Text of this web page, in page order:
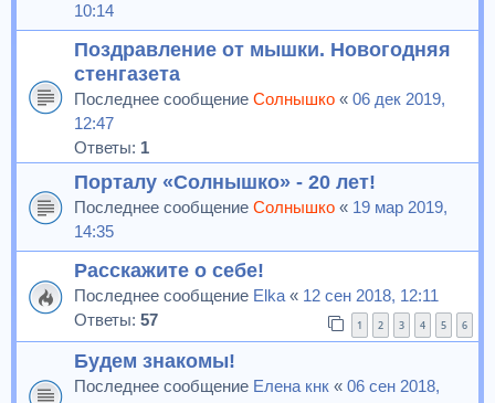
10:14
Поздравление от мышки. Новогодняя
стенгазета
Последнее сообщение Солнышко « 06 дек 2019,
12:47
Ответы: 1
Порталу «Солнышко» - 20 лет!
Последнее сообщение Солнышко « 19 мар 2019,
14:35
Расскажите о себе!
Последнее сообщение Elka « 12 сен 2018, 12:11
Ответы: 57 1 2 3 4 5 6
Будем знакомы!
Последнее сообщение Елена кнк « 06 сен 2018,